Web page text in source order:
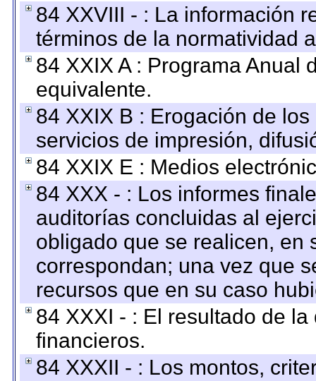
84 XXVIII - : La información
términos de la normatividad
84 XXIX A : Programa Anual
equivalente.
84 XXIX B : Erogación de
servicios de impresión,
84 XXIX E : Medios
84 XXX - : Los informes
auditorías concluidas al
obligado que se realicen, en
correspondan; una vez que
recursos que en su caso
84 XXXI - : El resultado de
financieros.
84 XXXII - : Los montos,